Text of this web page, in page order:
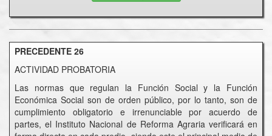
PRECEDENTE 26
ACTIVIDAD PROBATORIA
Las normas que regulan la Función Social y la Función
Económica Social son de orden público, por lo tanto, son de
cumplimiento obligatorio e irrenunciable por acuerdo de
partes, el Instituto Nacional de Reforma Agraria verificará en